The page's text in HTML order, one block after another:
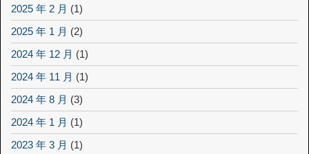
2025 年 2 月 (1)
2025 年 1 月 (2)
2024 年 12 月 (1)
2024 年 11 月 (1)
2024 年 8 月 (3)
2024 年 1 月 (1)
2023 年 3 月 (1)